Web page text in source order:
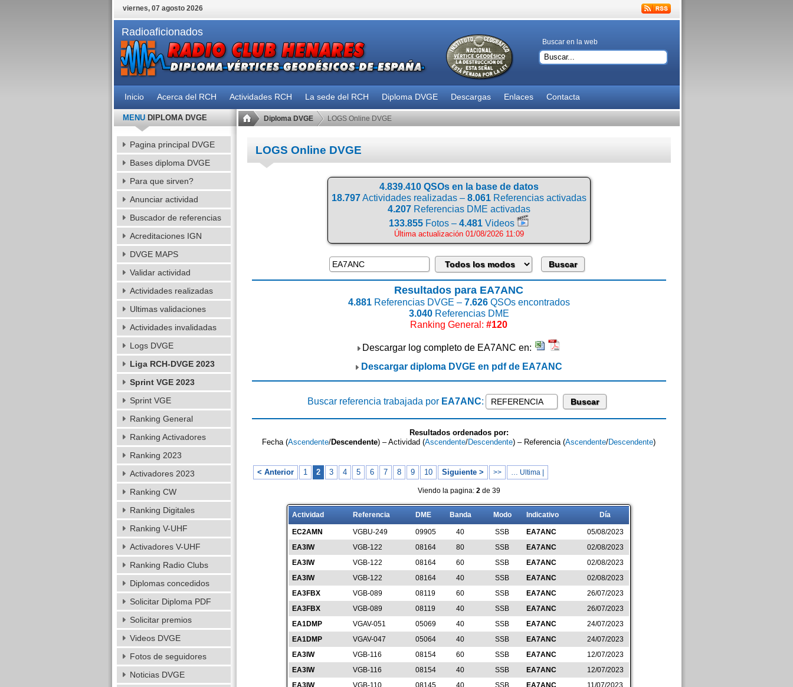
viernes, 07 agosto 2026
Radioaficionados
Buscar en la web
Inicio Acerca del RCH Actividades RCH La sede del RCH Diploma DVGE Descargas Enlaces Contacta
Diploma DVGE LOGS Online DVGE
LOGS Online DVGE
4.839.410 QSOs en la base de datos
18.797Actividades realizadas – 8.061Referencias activadas
4.207Referencias DME activadas
133.855 Fotos – 4.481 Videos
Última actualización 01/08/2026 11:09
Resultados para EA7ANC
4.881Referencias DVGE – 7.626QSOs encontrados
3.040Referencias DME
Ranking General: #120
Descargar log completo de EA7ANC en:
Descargar diploma DVGE en pdf de EA7ANC
Buscar referencia trabajada por EA7ANC:
Resultados ordenados por:
Fecha (Ascendente/Descendente) – Actividad (Ascendente/Descendente) – Referencia (Ascendente/Descendente)
< Anterior 1 2 3 4 5 6 7 8 9 10 Siguiente > >> … Ultima |
Viendo la pagina: 2de 39
Actividad Referencia DME Banda Modo Indicativo Día
EC2AMN VGBU-249 09905 40 SSB EA7ANC
05/08/2023
EA3IW
VGB-122 08164 80 SSB EA7ANC
02/08/2023
EA3IW
VGB-122 08164 60 SSB EA7ANC
02/08/2023
EA3IW
VGB-122 08164 40 SSB EA7ANC
02/08/2023
EA3FBX
VGB-089 08119 60 SSB EA7ANC
26/07/2023
EA3FBX
VGB-089 08119 40 SSB EA7ANC
26/07/2023
EA1DMP
VGAV-051 05069 40 SSB EA7ANC
24/07/2023
EA1DMP
VGAV-047 05064 40 SSB EA7ANC
24/07/2023
EA3IW
VGB-116 08154 60 SSB EA7ANC
12/07/2023
EA3IW
VGB-116 08154 40 SSB EA7ANC
12/07/2023
EA3IW
VGB-110 08145 40 SSB EA7ANC
11/07/2023
MENUDIPLOMA DVGE
Pagina principal DVGE
Bases diploma DVGE
Para que sirven?
Anunciar actividad
Buscador de referencias
Acreditaciones IGN
DVGE MAPS
Validar actividad
Actividades realizadas
Ultimas validaciones
Actividades invalidadas
Logs DVGE
Liga RCH-DVGE 2023
Sprint VGE 2023
Sprint VGE
Ranking General
Ranking Activadores
Ranking 2023
Activadores 2023
Ranking CW
Ranking Digitales
Ranking V-UHF
Activadores V-UHF
Ranking Radio Clubs
Diplomas concedidos
Solicitar Diploma PDF
Solicitar premios
Videos DVGE
Fotos de seguidores
Noticias DVGE